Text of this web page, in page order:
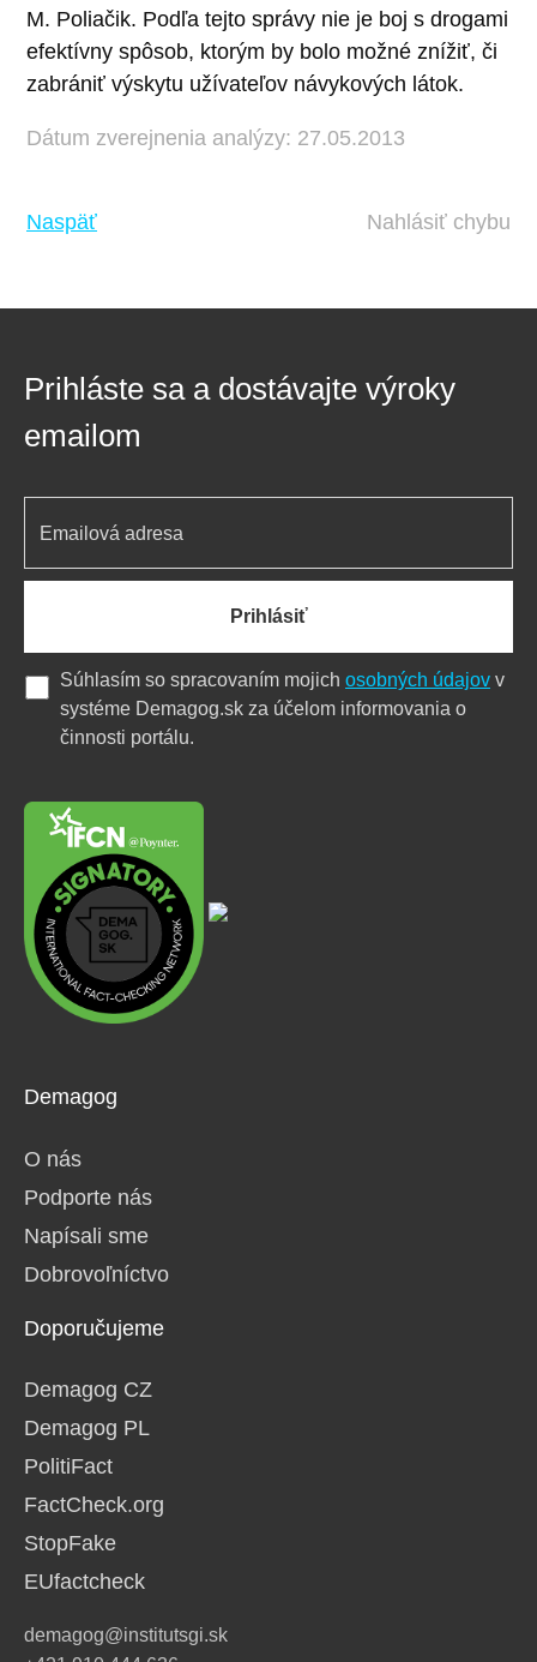
M. Poliačik. Podľa tejto správy nie je boj s drogami
efektívny spôsob, ktorým by bolo možné znížiť, či
zabrániť výskytu užívateľov návykových látok.
Dátum zverejnenia analýzy: 27.05.2013
Naspäť Nahlásiť chybu
Demagog
O nás
Podporte nás
Napísali sme
Dobrovoľníctvo
Doporučujeme
Demagog CZ
Demagog PL
PolitiFact
FactCheck.org
StopFake
EUfactcheck
demagog@institutsgi.sk
Prihláste sa a dostávajte výroky
emailom
Prihlásiť
Súhlasím so spracovaním mojich osobných údajov v
systéme Demagog.sk za účelom informovania o
činnosti portálu.